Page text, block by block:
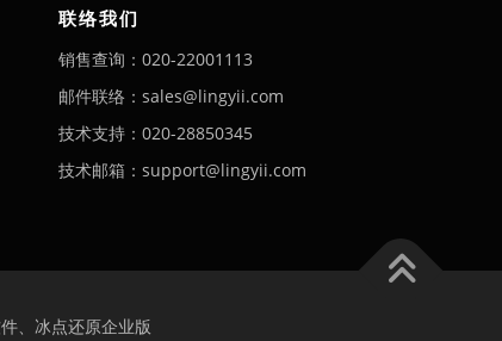
联络我们
销售查询：020-22001113
邮件联络：sales@lingyii.com
技术支持：020-28850345
技术邮箱：support@lingyii.com
、冰点还原企业版